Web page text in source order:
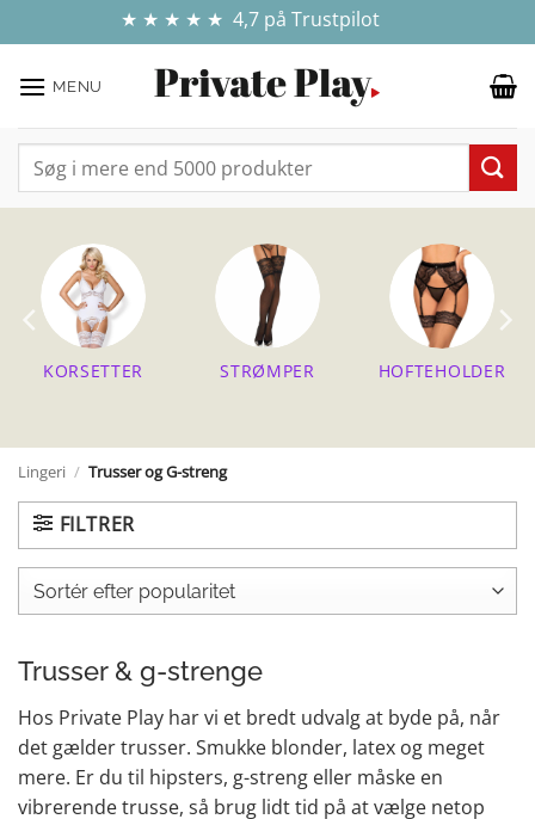
til
indhold
💰 GRATIS FRAGT VED KØB FOR OVER 499 KR.
🍆 100% DISKRETION & SIKKER HANDEL
★ ★ ★ ★ ★ 4,7 på Trustpilot
✓ E-MÆRKET WEBSHOP - DIN ONLINE TRYGHED
MENU
Søg
efter:
KORSETTER STRØMPER HOFTEHOLDER
Lingeri / Trusser og G-streng
FILTRER
Trusser & g-strenge
Hos Private Play har vi et bredt udvalg at byde på, når
det gælder trusser. Smukke blonder, latex og meget
mere. Er du til hipsters, g-streng eller måske en
vibrerende trusse, så brug lidt tid på at vælge netop